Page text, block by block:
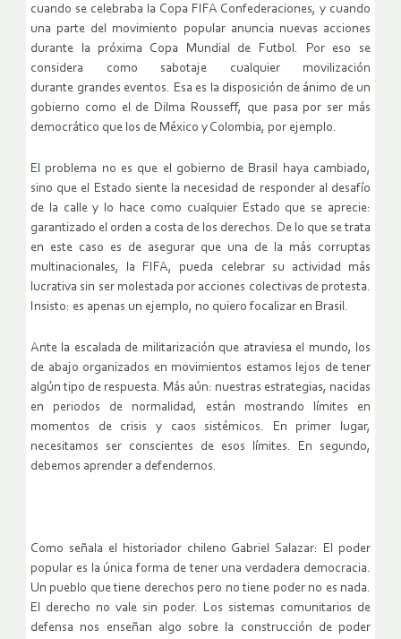
cuando se celebraba la Copa FIFA Confederaciones, y cuando
una parte del movimiento popular anuncia nuevas acciones
durante la próxima Copa Mundial de Futbol. Por eso se
considera como sabotaje cualquier movilización
durante grandes eventos. Esa es la disposición de ánimo de un
gobierno como el de Dilma Rousseff, que pasa por ser más
democrático que los de México y Colombia, por ejemplo.
El problema no es que el gobierno de Brasil haya cambiado,
sino que el Estado siente la necesidad de responder al desafío
de la calle y lo hace como cualquier Estado que se aprecie:
garantizado el orden a costa de los derechos. De lo que se trata
en este caso es de asegurar que una de la más corruptas
multinacionales, la FIFA, pueda celebrar su actividad más
lucrativa sin ser molestada por acciones colectivas de protesta.
Insisto: es apenas un ejemplo, no quiero focalizar en Brasil.
Ante la escalada de militarización que atraviesa el mundo, los
de abajo organizados en movimientos estamos lejos de tener
algún tipo de respuesta. Más aún: nuestras estrategias, nacidas
en periodos de normalidad, están mostrando límites en
momentos de crisis y caos sistémicos. En primer lugar,
necesitamos ser conscientes de esos límites. En segundo,
debemos aprender a defendernos.
Como señala el historiador chileno Gabriel Salazar: El poder
popular es la única forma de tener una verdadera democracia.
Un pueblo que tiene derechos pero no tiene poder no es nada.
El derecho no vale sin poder. Los sistemas comunitarios de
defensa nos enseñan algo sobre la construcción de poder